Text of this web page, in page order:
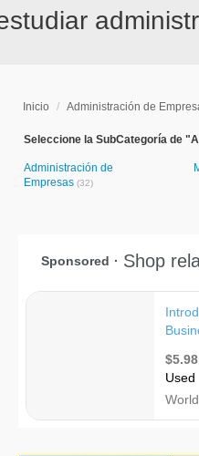
Inicio / Administración de
Seleccione la SubCategoría de
Administración de
Empresas (32)